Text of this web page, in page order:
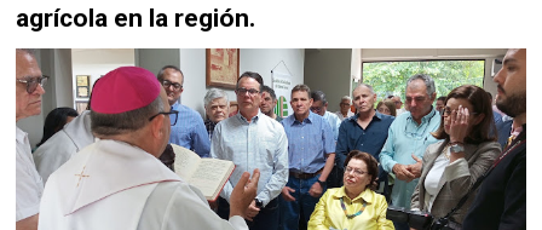
agrícola en la región.